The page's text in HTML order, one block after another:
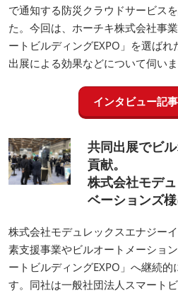
で通知する防災クラウドサービス
た。今回は、ホーチキ株式会社事
ートビルディングEXPO」を選ばれ
出展による効果などについて伺いま
インタビュー記
共同出展でビ
貢献。
株式会社モデ
ベーションズ
株式会社モデュレックスエナジー
素支援事業やビルオートメーショ
ートビルディングEXPO」へ継続
す。同社は一般社団法人スマート